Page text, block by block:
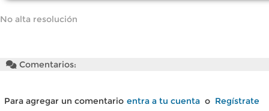
No alta resolución
Comentarios:
Para agregar un comentario entra a tu cuenta o Regístrate